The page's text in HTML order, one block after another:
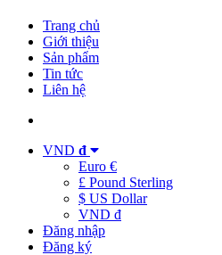
Trang chủ
Giới thiệu
Sản phẩm
Tin tức
Liên hệ
VND đ
Euro €
£ Pound Sterling
$ US Dollar
VND đ
Đăng nhập
Đăng ký